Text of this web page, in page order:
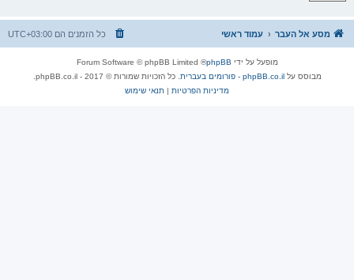
מסע אל העבר עמוד ראשי כל הזמנים הם UTC+03:00
מופעל על ידי phpBB
® Forum Software © phpBB Limited
מבוסס עלphpBB.co.il - פורומים בעברית
. כל הזכויות שמורות © 2017 - phpBB.co.il.
מדיניות הפרטיות | תנאי שימוש